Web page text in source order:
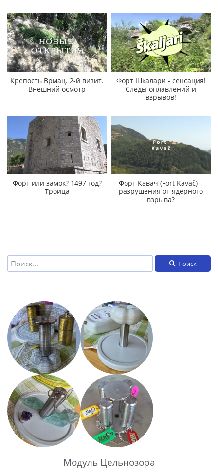
Крепость Врмац. 2-й визит.
Внешний осмотр
Форт Шкалари - сенсация!
Следы оплавлений и
взрывов!
Форт или замок? 1497 год?
Троица
Форт Кавач (Fort Kavač) –
разрушения от ядерного
взрыва?
Поиск
Модуль Цельнозора